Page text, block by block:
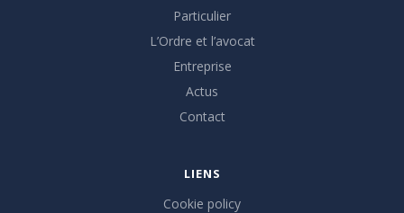
Particulier
L’Ordre et l’avocat
Entreprise
Actus
Contact
LIENS
Cookie policy